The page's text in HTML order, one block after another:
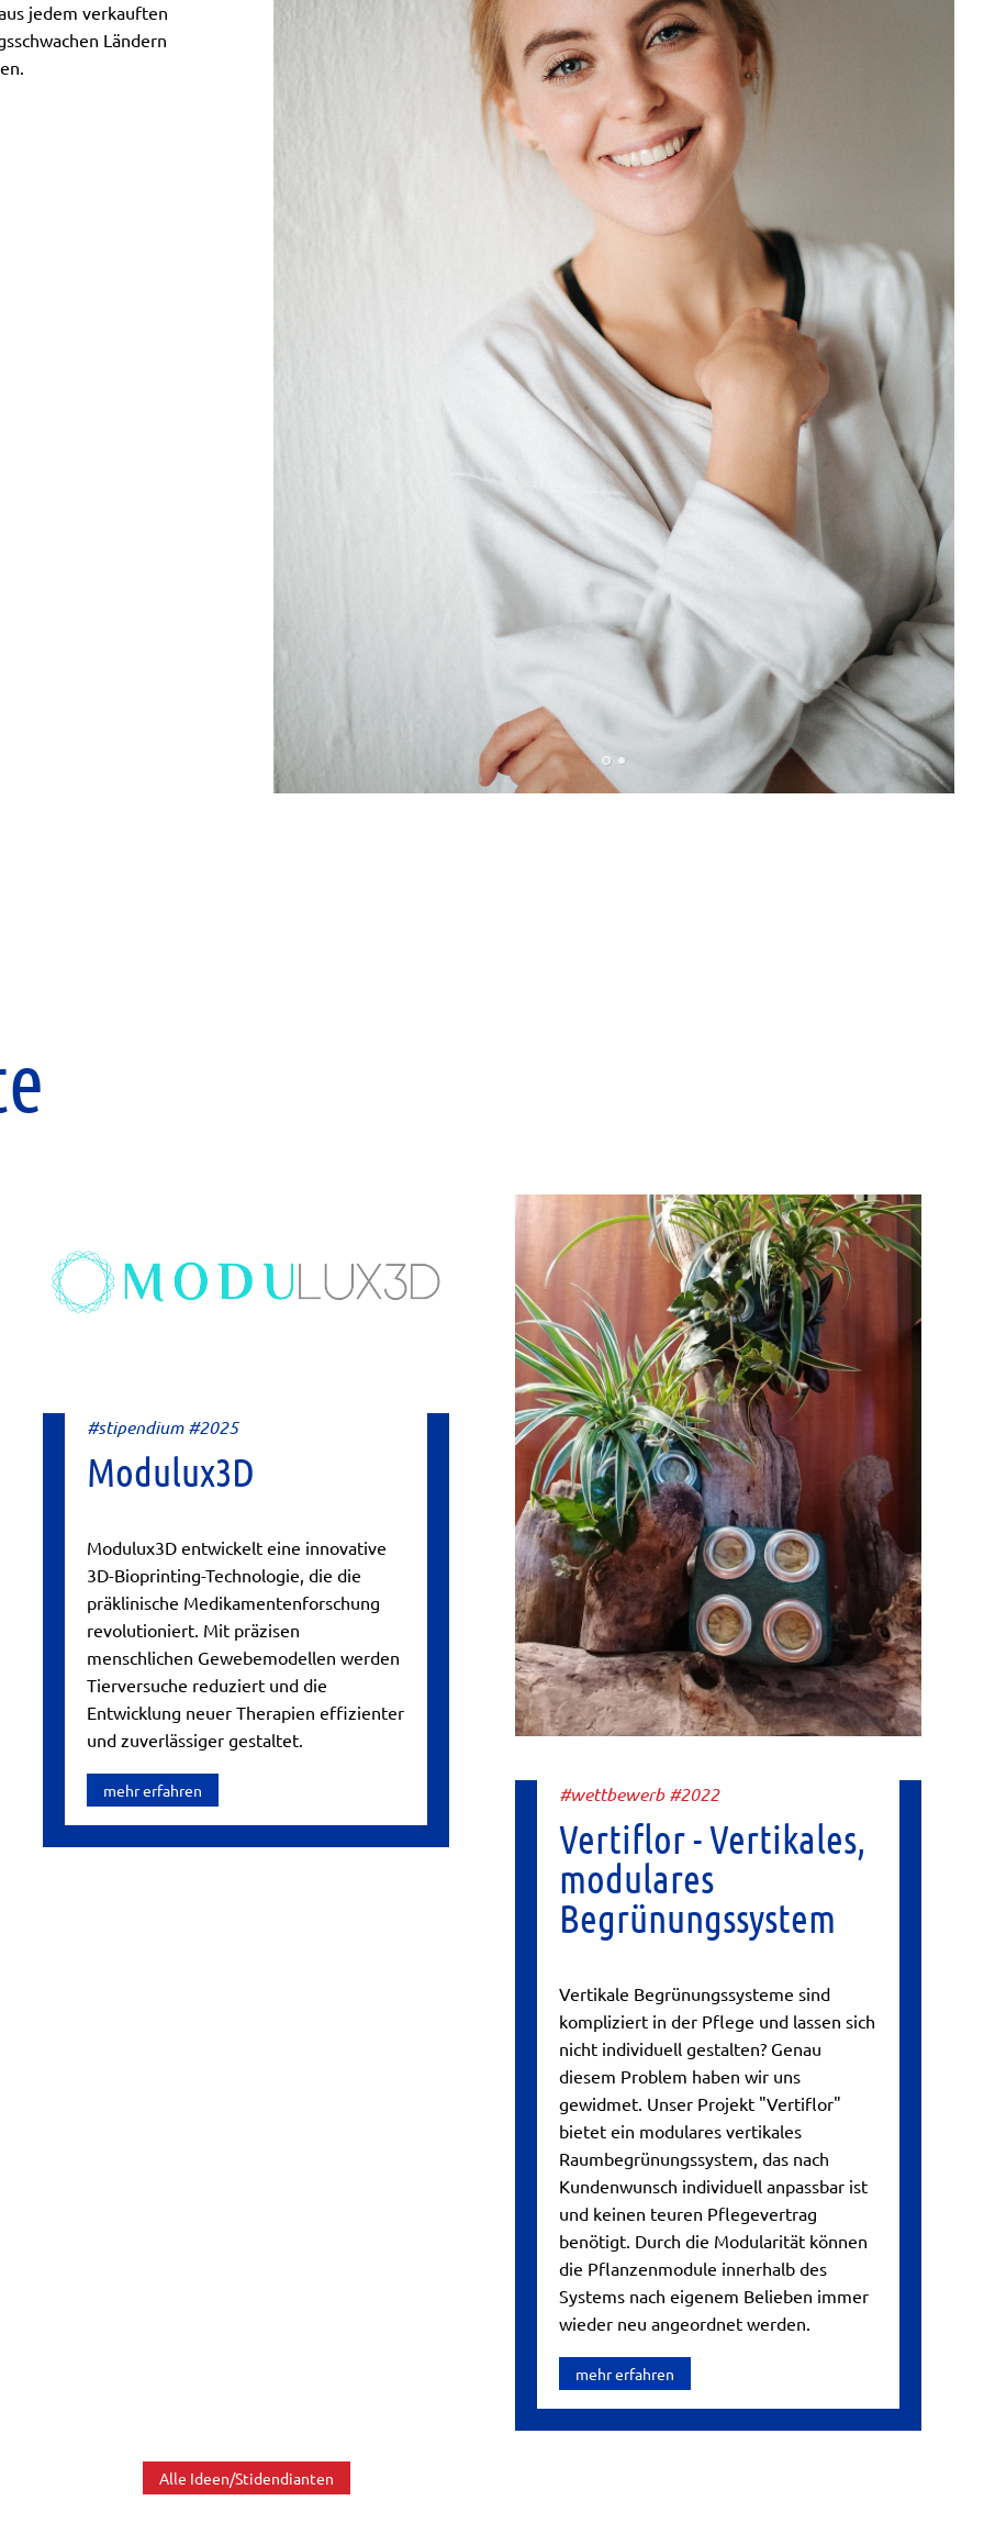
jedem verkauften
Ländern
#stipendium #2025
Modulux3D
Modulux3D entwickelt eine innovative
3D-Bioprinting-Technologie, die die
präklinische Medikamentenforschung
revolutioniert. Mit präzisen
menschlichen Gewebemodellen werden
Tierversuche reduziert und die
Entwicklung neuer Therapien effizienter
und zuverlässiger gestaltet.
mehr erfahren #wettbewerb #2022
Vertiflor - Vertikales,
modulares
Begrünungssystem
Vertikale Begrünungssysteme sind
kompliziert in der Pflege und lassen sich
nicht individuell gestalten? Genau
diesem Problem haben wir uns
gewidmet. Unser Projekt "Vertiflor"
bietet ein modulares vertikales
Raumbegrünungssystem, das nach
Kundenwunsch individuell anpassbar ist
und keinen teuren Pflegevertrag
benötigt. Durch die Modularität können
die Pflanzenmodule innerhalb des
Systems nach eigenem Belieben immer
wieder neu angeordnet werden.
mehr erfahren
Alle Ideen/Stidendianten